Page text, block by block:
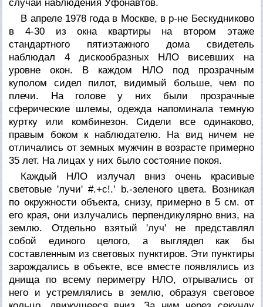
случай наблюдения Уфонавтов.
В апреле 1978 года в Москве, в р-не Бескудниково
в 4-30 из окна квартиры на втором этаже
стандартного пятиэтажного дома свидетель
наблюдал 4 дискообразных НЛО висевших на
уровне окон. В каждом НЛО под прозрачным
куполом сидел пилот, видимый больше, чем по
плечи. На голове у них были прозрачные
сферические шлемы, одежда напоминала темную
куртку или комбинезон. Сидели все одинаково,
правым боком к наблюдателю. На вид ничем не
отличались от земных мужчин в возрасте примерно
35 лет. На лицах у них было состояние покоя.
Каждый НЛО излучал вниз очень красивые
световые 'лучи' #.+c!.' b.-зеленого цвета. Возникая
по окружности объекта, снизу, примерно в 5 см. от
его края, они излучались перпендикулярно вниз, на
землю. Отдельно взятый 'луч' не представлял
собой единого целого, а выглядел как бы
составленным из световых пунктиров. Эти пунктиры
зарождались в объекте, все вместе появлялись из
днища по всему периметру НЛО, отрывались от
него и устремлялись в землю, образуя световое